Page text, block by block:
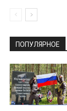
ПОПУЛЯРНОЕ